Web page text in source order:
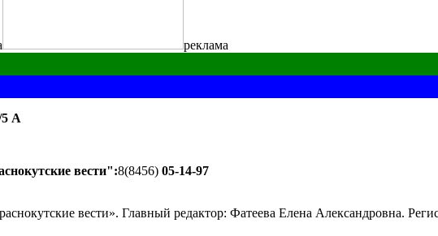
реклама
A
вести":8(8456) 05-14-97
вести». Главный редактор: Фатеева Елена Александровна.